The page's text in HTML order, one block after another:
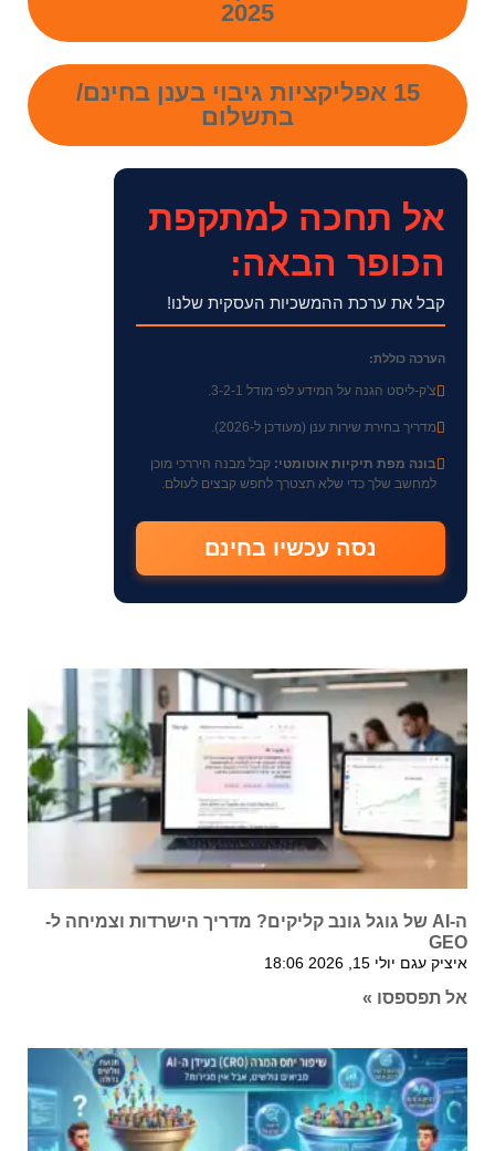
2025
15 אפליקציות גיבוי בענן בחינם/
בתשלום
אל תחכה למתקפת
הכופר הבאה:
קבל את ערכת ההמשכיות העסקית שלנו!
הערכה כוללת:
צ'ק-ליסט הגנה על המידע לפי מודל 3-2-1.
מדריך בחירת שירות ענן (מעודכן ל-2026).
בונה מפת תיקיות אוטומטי: קבל מבנה היררכי מוכן
למחשב שלך כדי שלא תצטרך לחפש קבצים לעולם.
נסה עכשיו בחינם
ה-AI של גוגל גונב קליקים? מדריך הישרדות וצמיחה ל-
GEO
איציק עגם יולי 15, 2026 18:06
אל תפספסו »